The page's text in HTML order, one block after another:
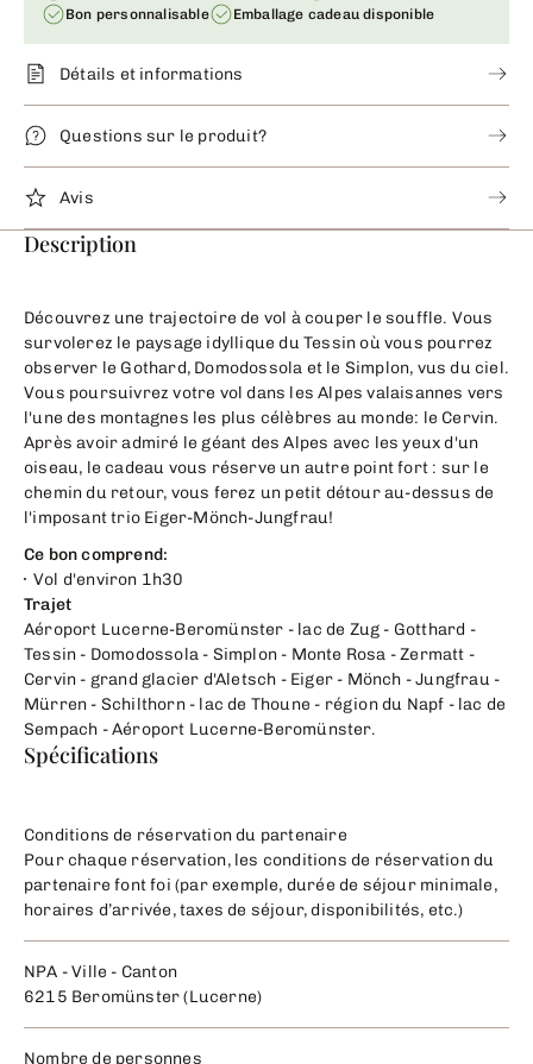
Bon personnalisable
Emballage cadeau disponible
Détails et informations
Questions sur le produit?
Avis
Description
Découvrez une trajectoire de vol à couper le souffle. Vous
survolerez le paysage idyllique du Tessin où vous pourrez
observer le Gothard, Domodossola et le Simplon, vus du ciel.
Vous poursuivrez votre vol dans les Alpes valaisannes vers
l'une des montagnes les plus célèbres au monde: le Cervin.
Après avoir admiré le géant des Alpes avec les yeux d'un
oiseau, le cadeau vous réserve un autre point fort : sur le
chemin du retour, vous ferez un petit détour au-dessus de
l'imposant trio Eiger-Mönch-Jungfrau!
Ce bon comprend:
Vol d'environ 1h30
Trajet
Aéroport Lucerne-Beromünster - lac de Zug - Gotthard -
Tessin - Domodossola - Simplon - Monte Rosa - Zermatt -
Cervin - grand glacier d'Aletsch - Eiger - Mönch - Jungfrau -
Mürren - Schilthorn - lac de Thoune - région du Napf - lac de
Sempach - Aéroport Lucerne-Beromünster.
Spécifications
Conditions de réservation du partenaire
Pour chaque réservation, les conditions de réservation du
partenaire font foi (par exemple, durée de séjour minimale,
horaires d’arrivée, taxes de séjour, disponibilités, etc.)
NPA - Ville - Canton
6215 Beromünster (Lucerne)
Nombre de personnes